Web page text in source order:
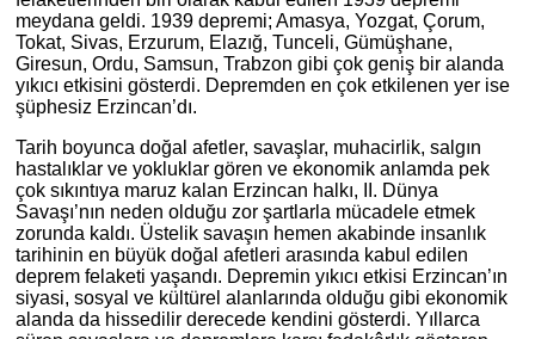
meydana geldi. 1939 depremi; Amasya, Yozgat, Çorum,
Tokat, Sivas, Erzurum, Elazığ, Tunceli, Gümüşhane,
Giresun, Ordu, Samsun, Trabzon gibi çok geniş bir alanda
yıkıcı etkisini gösterdi. Depremden en çok etkilenen yer ise
şüphesiz Erzincan’dı.
Tarih boyunca doğal afetler, savaşlar, muhacirlik, salgın
hastalıklar ve yokluklar gören ve ekonomik anlamda pek
çok sıkıntıya maruz kalan Erzincan halkı, II. Dünya
Savaşı’nın neden olduğu zor şartlarla mücadele etmek
zorunda kaldı. Üstelik savaşın hemen akabinde insanlık
tarihinin en büyük doğal afetleri arasında kabul edilen
deprem felaketi yaşandı. Depremin yıkıcı etkisi Erzincan’ın
siyasi, sosyal ve kültürel alanlarında olduğu gibi ekonomik
alanda da hissedilir derecede kendini gösterdi. Yıllarca